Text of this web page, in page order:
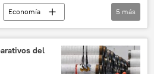
Economía
South Stream
5 más
del